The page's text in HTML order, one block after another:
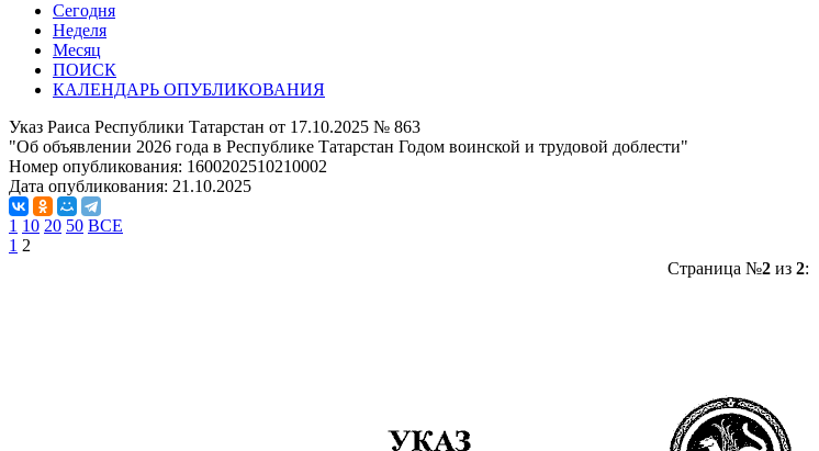
Сегодня
Неделя
Месяц
ПОИСК
КАЛЕНДАРЬ ОПУБЛИКОВАНИЯ
Указ Раиса Республики Татарстан от 17.10.2025 № 863
"Об объявлении 2026 года в Республике Татарстан Годом воинской и трудовой доблести"
Номер опубликования: 1600202510210002
Дата опубликования: 21.10.2025
1 10 20 50 ВСЕ
1 2
Страница №2из 2: